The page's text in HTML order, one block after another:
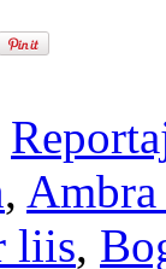
,
liis,